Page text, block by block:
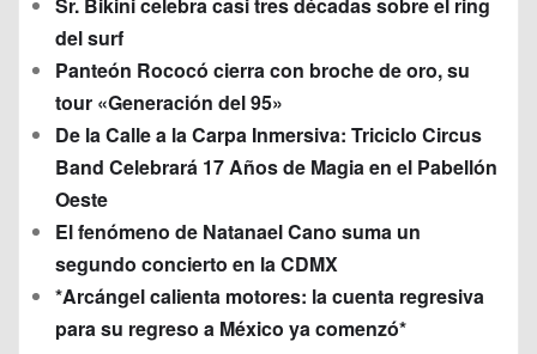
Sr. Bikini celebra casi tres décadas sobre el ring
del surf
Panteón Rococó cierra con broche de oro, su
tour «Generación del 95»
De la Calle a la Carpa Inmersiva: Triciclo Circus
Band Celebrará 17 Años de Magia en el Pabellón
Oeste
El fenómeno de Natanael Cano suma un
segundo concierto en la CDMX
*Arcángel calienta motores: la cuenta regresiva
para su regreso a México ya comenzó*